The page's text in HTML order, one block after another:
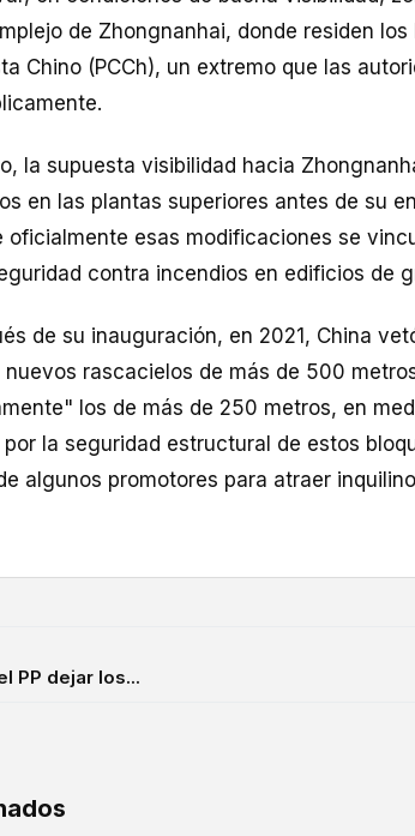
de Zhongnanhai, donde residen los
Chino (PCCh), un extremo que las
la supuesta visibilidad hacia
en las plantas superiores antes de su
oficialmente esas modificaciones se
contra incendios en edificios de
de su inauguración, en 2021, China
rascacielos de más de 500
los de más de 250 metros, en
la seguridad estructural de estos
algunos promotores para atraer
PP dejar los...